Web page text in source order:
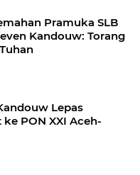
Pramuka SLB
Kandouw: Torang
Lepas
PON XXI Aceh-